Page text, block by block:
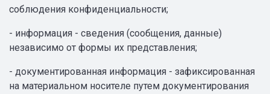
соблюдения конфиденциальности;
- информация - сведения (сообщения, данные)
независимо от формы их представления;
- документированная информация - зафиксированная
на материальном носителе путем документирования